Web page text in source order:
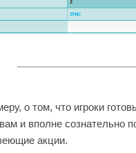
о том, что игроки
и вполне сознательно
акции.